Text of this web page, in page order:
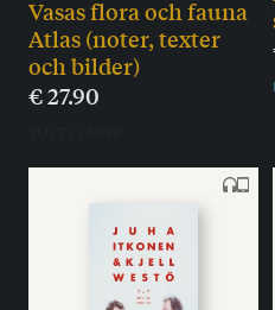
Vasas flora och fauna
Atlas (noter, texter
och bilder)
€27.90